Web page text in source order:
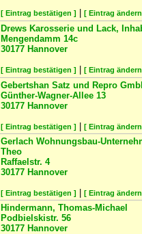
[ Eintrag bestätigen ] [ Eintrag
Drews Karosserie und Lack,
Mengendamm 14c
30177 Hannover
[ Eintrag bestätigen ] [ Eintrag
Gebertshan Satz und Repro
Günther-Wagner-Allee 13
30177 Hannover
[ Eintrag bestätigen ] [ Eintrag
Gerlach Wohnungsbau-
Theo
Raffaelstr. 4
30177 Hannover
[ Eintrag bestätigen ] [ Eintrag
Hindermann, Thomas-Michael
Podbielskistr. 56
30177 Hannover